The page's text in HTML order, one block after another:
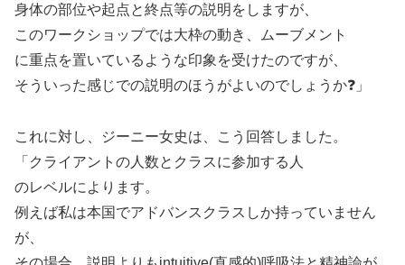
身体の部位や起点と終点等の説明をしますが、
このワークショップでは大枠の動き、ムーブメント
に重点を置いているような印象を受けたのですが、
そういった感じでの説明のほうがよいのでしょうか❓」
これに対し、ジーニー女史は、こう回答しました。
「クライアントの人数とクラスに参加する人
のレベルによります。
例えば私は本国でアドバンスクラスしか持っていません
が、